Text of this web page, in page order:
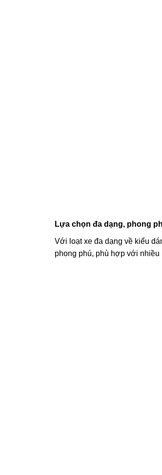
Lựa chọn đa dạng, phong
Với loạt xe đa dạng về kiểu
phong phú, phù hợp với